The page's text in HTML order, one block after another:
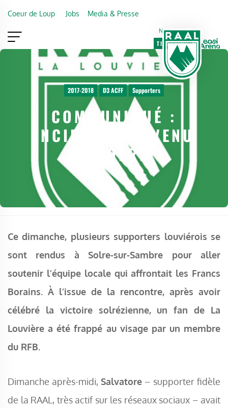
Coeur de Loup Jobs Media & Presse
Newsletter
TICKETING
VIP
FAN SHOP
2017-2018 D3 ACFF Supporters
COMMUNIQUÉ :
INCIDENT SURVENU
À SOLRE
Ce dimanche, plusieurs supporters louviérois se
sont rendus à Solre-sur-Sambre pour aller
soutenir l’équipe locale qui affrontait les Francs
Borains. À l’issue de la rencontre, après avoir
célébré la victoire solrézienne, un fan de La
Louvière a été frappé au visage par un membre
du RFB.
Dimanche après-midi, Salvatore – supporter fidèle
de la RAAL, très actif sur les réseaux sociaux – avait